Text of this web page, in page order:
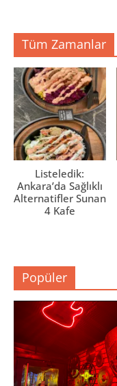
Tüm Zamanlar
Listeledik:
Ankara’da Sağlıklı
Alternatifler Sunan
4 Kafe
Popüler